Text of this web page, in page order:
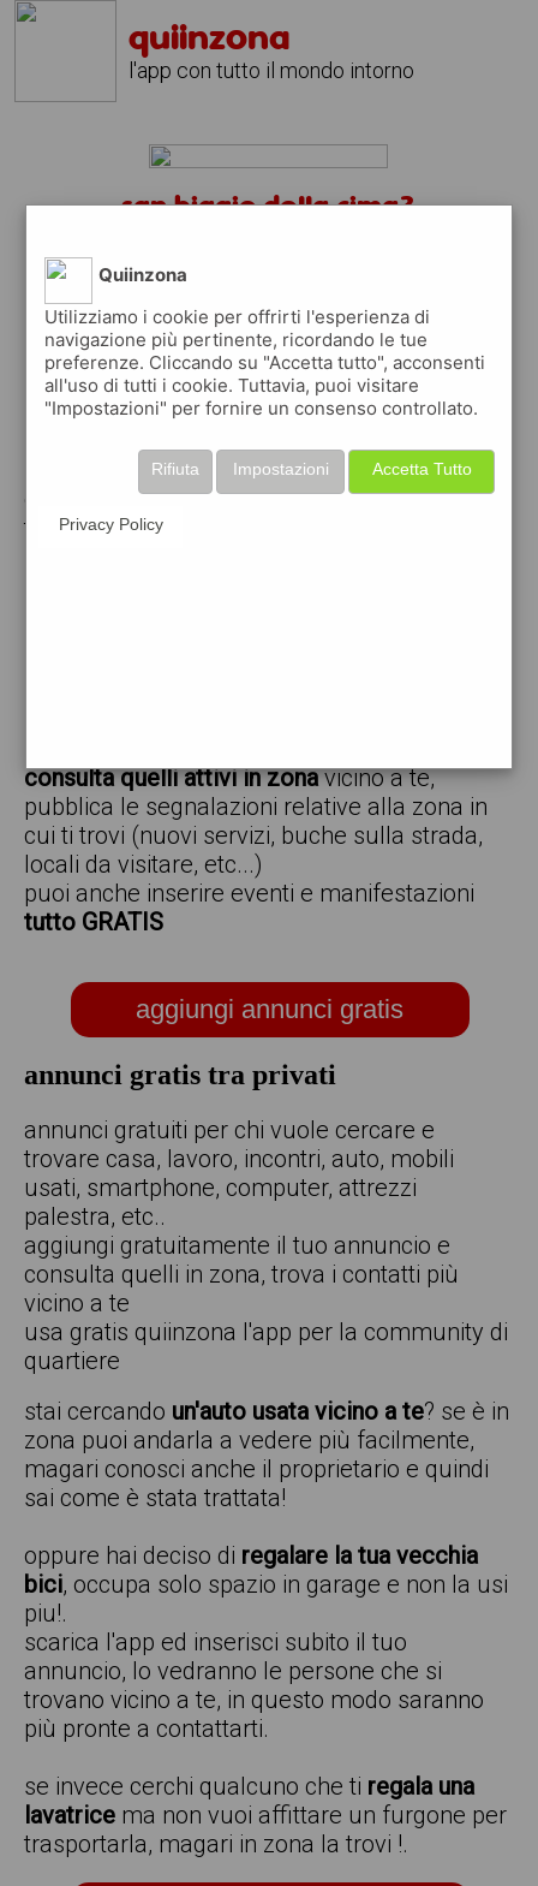
quiinzona
l'app con tutto il mondo intorno
san biagio della cima?
↴
scarica gratis app
pubblica gratis i tuoi annunci
con quiinzona puoi inserire gratuitamente i
tuoi annunci per :
consulta quelli attivi in zonavicino a te,
pubblica le segnalazioni relative alla zona in
cui ti trovi (nuovi servizi, buche sulla strada,
locali da visitare, etc...)
puoi anche inserire eventi e manifestazioni
tutto GRATIS
aggiungi annunci gratis
annunci gratis tra privati
annunci gratuiti per chi vuole cercare e
trovare casa, lavoro, incontri, auto, mobili
usati, smartphone, computer, attrezzi
palestra, etc..
aggiungi gratuitamente il tuo annuncio e
consulta quelli in zona, trova i contatti più
vicino a te
usa gratis quiinzona l'app per la community di
quartiere
stai cercando un'auto usata vicino a te? se è in
zona puoi andarla a vedere più facilmente,
magari conosci anche il proprietario e quindi
sai come è stata trattata!
oppure hai deciso di regalare la tua vecchia
bici, occupa solo spazio in garage e non la usi
piu!.
scarica l'app ed inserisci subito il tuo
annuncio, lo vedranno le persone che si
trovano vicino a te, in questo modo saranno
più pronte a contattarti.
se invece cerchi qualcuno che ti regala una
lavatrice ma non vuoi affittare un furgone per
trasportarla, magari in zona la trovi !.
Quiinzona
Utilizziamo i cookie per offrirti l'esperienza di
navigazione più pertinente, ricordando le tue
preferenze. Cliccando su "Accetta tutto", acconsenti
all'uso di tutti i cookie. Tuttavia, puoi visitare
"Impostazioni" per fornire un consenso controllato.
Accetta Tutto
Impostazioni
Rifiuta
Privacy Policy